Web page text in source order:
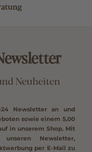
Neuheiten
Newsletter an und
sowie einem 5,00
in unserem Shop. Mit
Newsletter,
per E-Mail zu